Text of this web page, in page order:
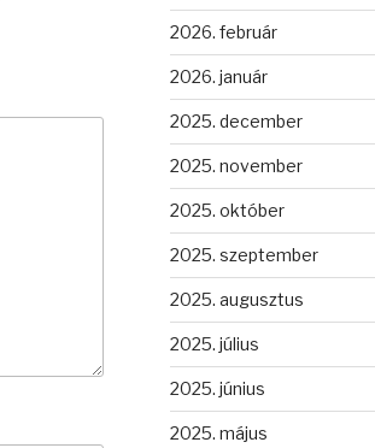
2026. február
2026. január
2025. december
2025. november
2025. október
2025. szeptember
2025. augusztus
2025. július
2025. június
2025. május